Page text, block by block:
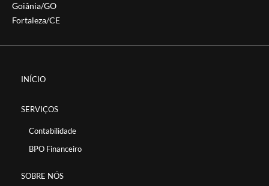
Goiânia/GO
Fortaleza/CE
INÍCIO
SERVIÇOS
Contabilidade
BPO Financeiro
SOBRE NÓS